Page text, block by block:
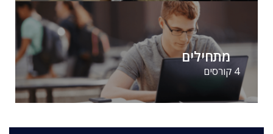
מתחילים
4 קורסים